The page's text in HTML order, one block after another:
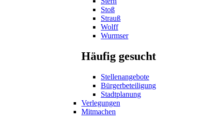
Stoß
Strauß
Wolff
Wurmser
Häufig gesucht
Stellenangebote
Bürgerbeteiligung
Stadtplanung
Verlegungen
Mitmachen